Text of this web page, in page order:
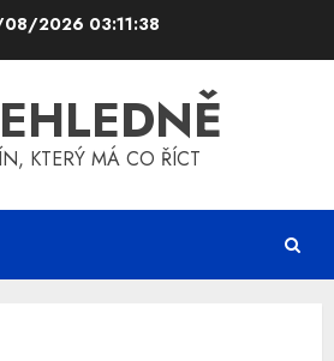
2026 03:11:38
KTERÝ MÁ CO ŘÍCT